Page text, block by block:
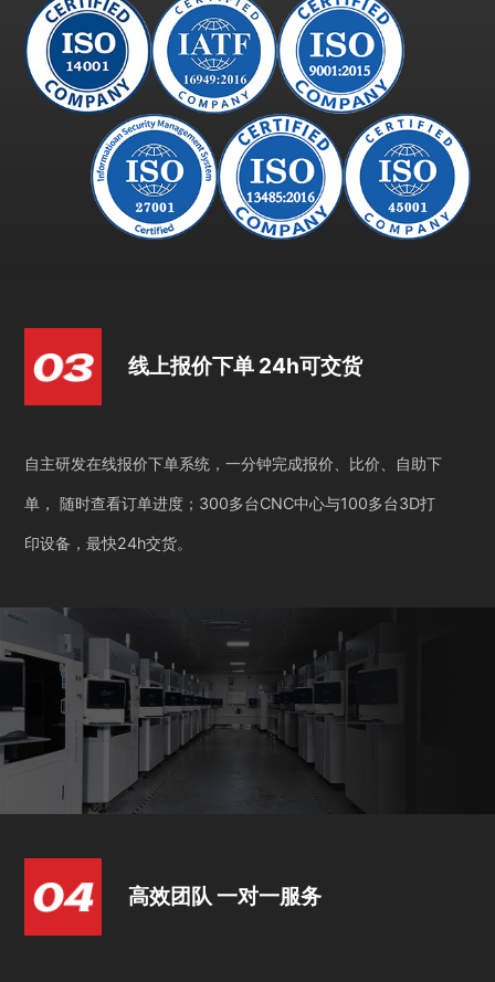
线上报价下单 24h可交货
自主研发在线报价下单系统，一分钟完成报价、比价、自助下
单， 随时查看订单进度；300多台CNC中心与100多台3D打
印设备，最快24h交货。
高效团队 一对一服务